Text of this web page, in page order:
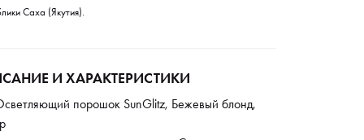
Саха (Якутия).
И ХАРАКТЕРИСТИКИ
порошок SunGlitz, Бежевый блонд,